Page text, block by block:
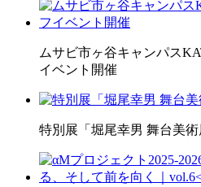
ムサビ市ヶ谷キャンパス
イベント開催
特別展「堀尾幸男 舞台美術